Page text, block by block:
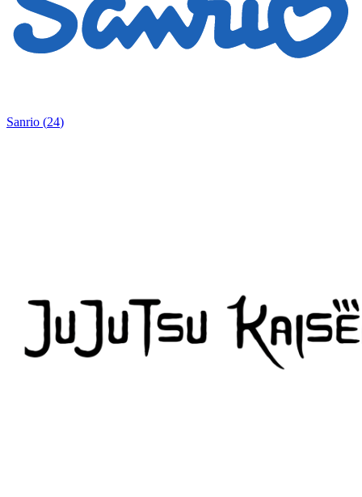
Sanrio (24)